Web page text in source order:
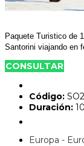
Paquete Turistico de
Santorini viajando en
CONSULTAR
Código: SO2
Duración: 10
Europa -